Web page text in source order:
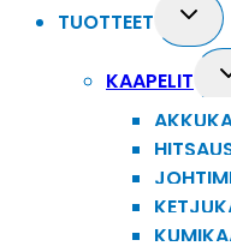
TUOTTEET
Toggle
child
menu
KAAPELIT